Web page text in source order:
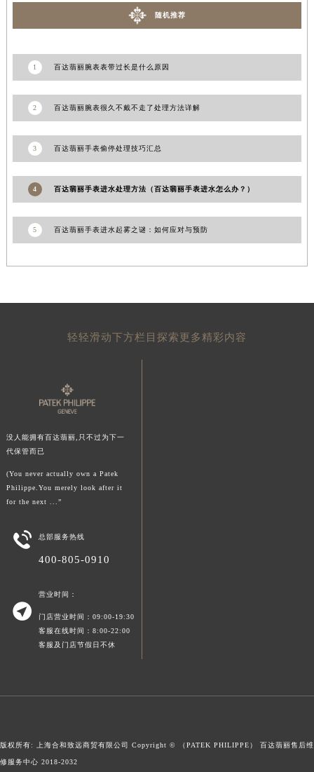
随机推荐
1 百达翡丽腕表表带过长是什么原因
2 百达翡丽腕表很久不戴不走了处理方法详解
3 百达翡丽手表偷停处理技巧汇总
4 百达翡丽手表进水处理方法（百达翡丽手表进水怎么办？）
5 百达翡丽手表进水起雾之谜：如何应对与预防
轻轻滑动下方栏目探索更多精彩内容
没人能拥有百达翡丽,只不过为下一
代保管而已
(You never actually own a Patek
Philippe.You merely look after it
for the next ...”
 总部服务热线
400-805-0910

营业时间：
门店营业时间：09:00-19:30
客服在线时间：8:00-22:00
客服及门店节假日不休
版权所有: 上海合和致远商贸有限公司 Copyright © （PATEK PHILIPPE） 百达翡丽售后维
修服务中心 2018-2032